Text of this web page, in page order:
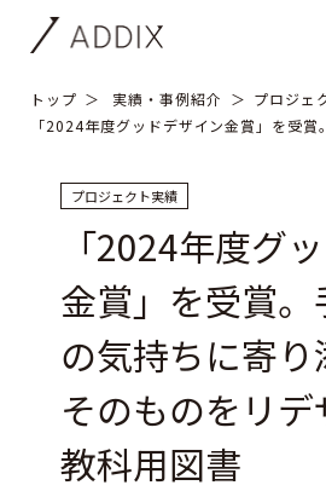
トップ 実績・事例紹介
プロジェ
「2024年度グッドデザイン金賞」を受
プロジェクト実績
「2024年度グ
金賞」を受賞
の気持ちに寄
そのものをリ
教科用図書